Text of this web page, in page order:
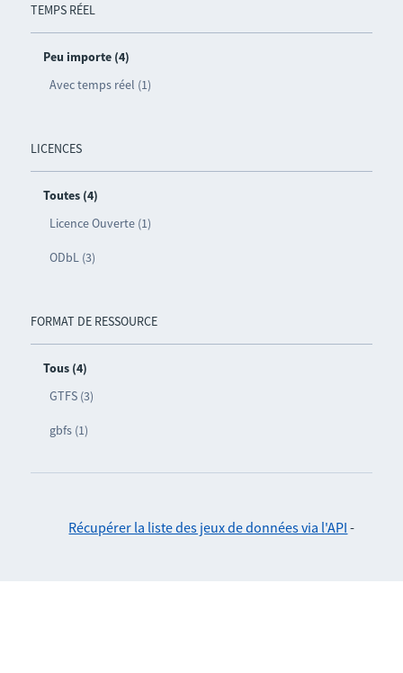
TEMPS RÉEL
Peu importe (4)
Avec temps réel (1)
LICENCES
Toutes (4)
Licence Ouverte (1)
ODbL (3)
FORMAT DE RESSOURCE
Tous (4)
GTFS (3)
gbfs (1)
Récupérer la liste des jeux de données via l'API -